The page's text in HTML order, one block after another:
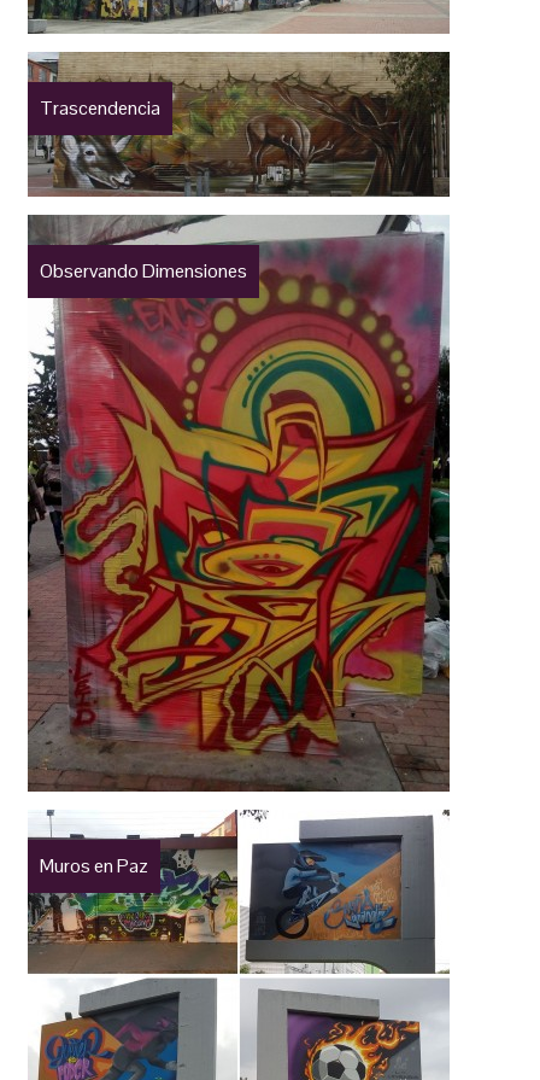
Trascendencia
Observando Dimensiones
Muros en Paz